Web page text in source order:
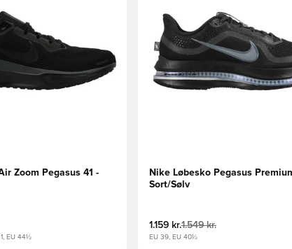
Zoom Pegasus 41 -
EU 44½
Nike Løbesko Pegasus
Sort/Sølv
1.159 kr.1.549 kr.
EU 39, EU 40½